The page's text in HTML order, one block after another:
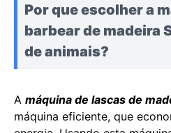
Por que escolher a
barbear de madeira
de animais?
A máquina de lascas de
máquina eficiente, que